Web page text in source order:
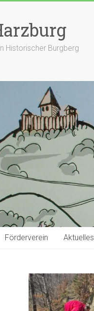
Historischer Burgberg
Förderverein Aktuelles